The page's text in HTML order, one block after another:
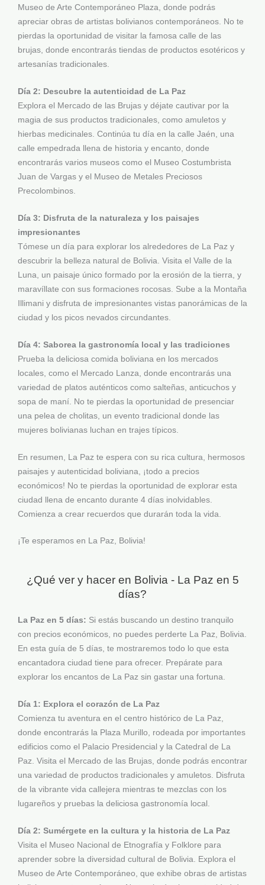
Museo de Arte Contemporáneo Plaza, donde podrás
apreciar obras de artistas bolivianos contemporáneos. No te
pierdas la oportunidad de visitar la famosa calle de las
brujas, donde encontrarás tiendas de productos esotéricos y
artesanías tradicionales.
Día 2: Descubre la autenticidad de La Paz
Explora el Mercado de las Brujas y déjate cautivar por la
magia de sus productos tradicionales, como amuletos y
hierbas medicinales. Continúa tu día en la calle Jaén, una
calle empedrada llena de historia y encanto, donde
encontrarás varios museos como el Museo Costumbrista
Juan de Vargas y el Museo de Metales Preciosos
Precolombinos.
Día 3: Disfruta de la naturaleza y los paisajes
impresionantes
Tómese un día para explorar los alrededores de La Paz y
descubrir la belleza natural de Bolivia. Visita el Valle de la
Luna, un paisaje único formado por la erosión de la tierra, y
maravíllate con sus formaciones rocosas. Sube a la Montaña
Illimani y disfruta de impresionantes vistas panorámicas de la
ciudad y los picos nevados circundantes.
Día 4: Saborea la gastronomía local y las tradiciones
Prueba la deliciosa comida boliviana en los mercados
locales, como el Mercado Lanza, donde encontrarás una
variedad de platos auténticos como salteñas, anticuchos y
sopa de maní. No te pierdas la oportunidad de presenciar
una pelea de cholitas, un evento tradicional donde las
mujeres bolivianas luchan en trajes típicos.
En resumen, La Paz te espera con su rica cultura, hermosos
paisajes y autenticidad boliviana, ¡todo a precios
económicos! No te pierdas la oportunidad de explorar esta
ciudad llena de encanto durante 4 días inolvidables.
Comienza a crear recuerdos que durarán toda la vida.
¡Te esperamos en La Paz, Bolivia!
¿Qué ver y hacer en Bolivia - La Paz en 5
días?
La Paz en 5 días: Si estás buscando un destino tranquilo
con precios económicos, no puedes perderte La Paz, Bolivia.
En esta guía de 5 días, te mostraremos todo lo que esta
encantadora ciudad tiene para ofrecer. Prepárate para
explorar los encantos de La Paz sin gastar una fortuna.
Día 1: Explora el corazón de La Paz
Comienza tu aventura en el centro histórico de La Paz,
donde encontrarás la Plaza Murillo, rodeada por importantes
edificios como el Palacio Presidencial y la Catedral de La
Paz. Visita el Mercado de las Brujas, donde podrás encontrar
una variedad de productos tradicionales y amuletos. Disfruta
de la vibrante vida callejera mientras te mezclas con los
lugareños y pruebas la deliciosa gastronomía local.
Día 2: Sumérgete en la cultura y la historia de La Paz
Visita el Museo Nacional de Etnografía y Folklore para
aprender sobre la diversidad cultural de Bolivia. Explora el
Museo de Arte Contemporáneo, que exhibe obras de artistas